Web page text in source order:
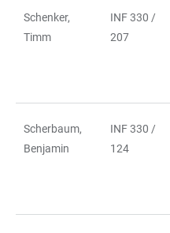
Schenker,
Timm
INF 330 /
207
Scherbaum,
Benjamin
INF 330 /
124